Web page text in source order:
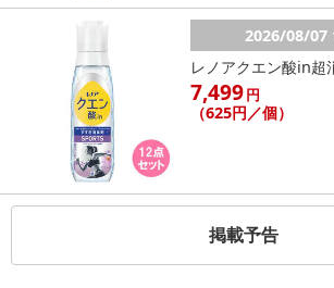
【カラー】
ノーマルタイプとラタン調タイプの2種類から
・商品カラー：ラタンアイボリー
・商品サイズ：55×38×39cm
注意事項
商品到着時点でのお日持ち期間は、配送日数
のでご了承ください。
2026/08/07
レノアクエン酸in超
7,499円
（625円／個）
掲載予告